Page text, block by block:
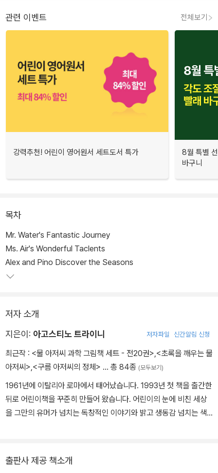
관련 이벤트 전체보기
강력추천! 어린이 영어원서 세트도서 특가
8월 특별
바구니
목차
Mr. Water's Fantastic Journey
Ms. Air's Wonderful Taclents
Alex and Pino Discover the Seasons
저자 소개
지은이: 아고스티노 트라이니 저자파일 신간알림 신청
최근작 : <물 아저씨 과학 그림책 세트 - 전20권>,<초록을 깨우는 물
아저씨>,<구름 아저씨의 정체> … 총 84종 (모두보기)
1961년에 이탈리아 로마에서 태어났습니다. 1993년 첫 책을 출간한
뒤로 어린이책을 꾸준히 만들어 왔습니다. 어린이의 눈에 비친 세상
을 그만의 유머가 넘치는 독창적인 이야기와 밝고 생동감 넘치는 색
가 들썩』 『옛날에 공룡이 살았어』 『물 아저씨와 몸속 탐험』 등이 있습
출판사 제공 책소개